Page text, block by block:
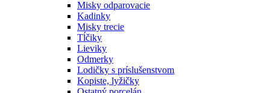
Misky odparovacie
Kadinky
Misky trecie
Tĺčiky
Lieviky
Odmerky
Lodičky s príslušenstvom
Kopiste, lyžičky